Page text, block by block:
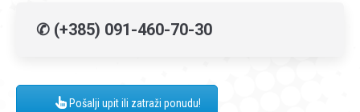
✆ (+385) 091-460-70-30
Pošalji upit ili zatraži ponudu!